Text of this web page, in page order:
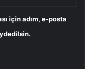
için adım, e-posta